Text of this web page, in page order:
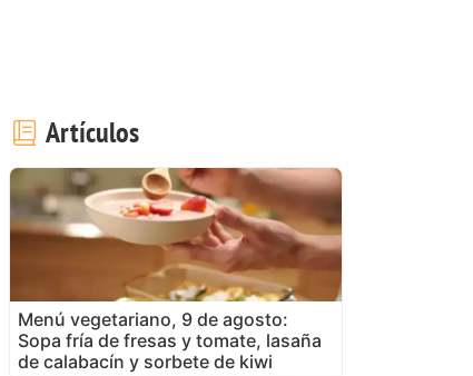
Artículos
Menú vegetariano, 9 de agosto:
Sopa fría de fresas y tomate, lasaña
de calabacín y sorbete de kiwi